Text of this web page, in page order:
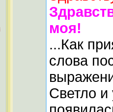
моя!
...Как
слова
Светло